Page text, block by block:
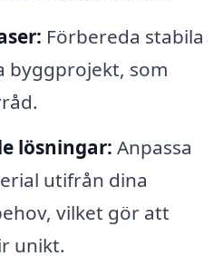
Förbereda stabila
byggprojekt, som
lösningar: Anpassa
utifrån dina
vilket gör att
unikt.